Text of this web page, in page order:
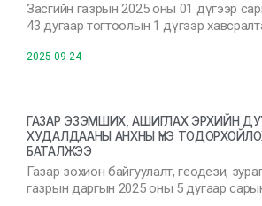
Засгийн газрын 2025 оны 01 дүгээр
43 дугаар тогтоолын 1 дүгээр
2025-09-24
ГАЗАР ЭЗЭМШИХ, АШИГЛАХ ЭРХИЙН
ХУДАЛДААНЫ АНХНЫ ҮНЭ
БАТАЛЖЭЭ
Газар зохион байгуулалт, геодези,
газрын даргын 2025 оны 5 дугаар